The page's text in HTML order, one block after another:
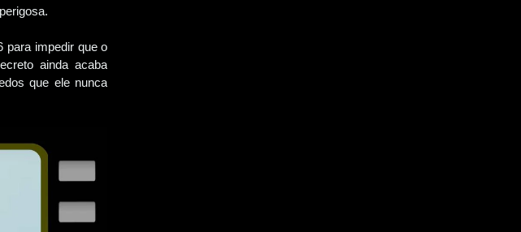
para impedir que o
ainda acaba
que ele nunca